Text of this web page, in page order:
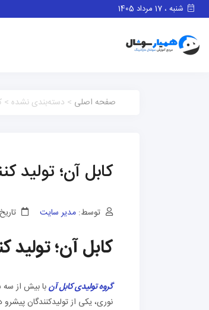
شنبه ، 17 مرداد 1405
صفحه اصلی > دسته‌بندی نشده >
کابل آن؛ تولید
توسط: مدیر سایت تاریخ
کابل آن؛ تولید
گروه تولیدی کابل آنبا بیش از سه
نوری، یکی از تولیدکنندگان